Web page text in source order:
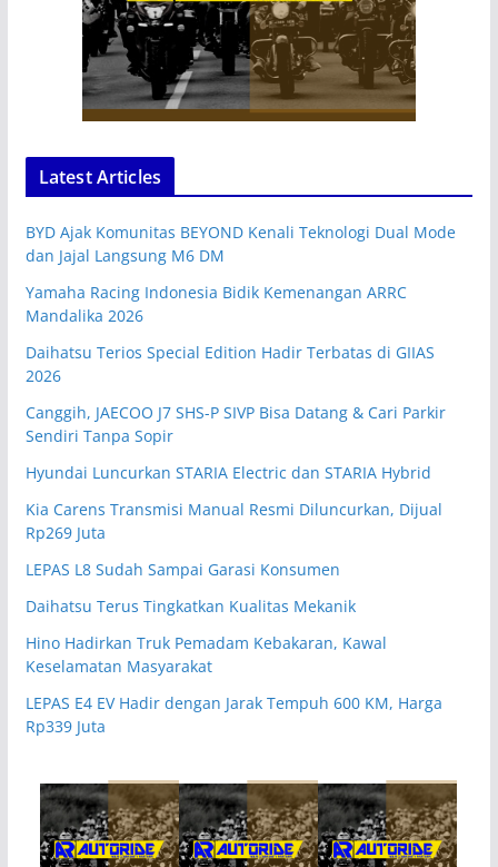
Latest Articles
BYD Ajak Komunitas BEYOND Kenali Teknologi Dual Mode
dan Jajal Langsung M6 DM
Yamaha Racing Indonesia Bidik Kemenangan ARRC
Mandalika 2026
Daihatsu Terios Special Edition Hadir Terbatas di GIIAS
2026
Canggih, JAECOO J7 SHS-P SIVP Bisa Datang & Cari Parkir
Sendiri Tanpa Sopir
Hyundai Luncurkan STARIA Electric dan STARIA Hybrid
Kia Carens Transmisi Manual Resmi Diluncurkan, Dijual
Rp269 Juta
LEPAS L8 Sudah Sampai Garasi Konsumen
Daihatsu Terus Tingkatkan Kualitas Mekanik
Hino Hadirkan Truk Pemadam Kebakaran, Kawal
Keselamatan Masyarakat
LEPAS E4 EV Hadir dengan Jarak Tempuh 600 KM, Harga
Rp339 Juta